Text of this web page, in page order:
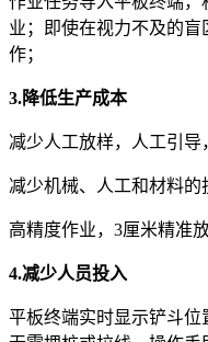
业；即使在视力不及的
作；
3.降低生产成本
减少人工放样，人工引导
减少机械、人工和材料的
高精度作业，3厘米精准
4.减少人员投入
平板终端实时显示铲斗位